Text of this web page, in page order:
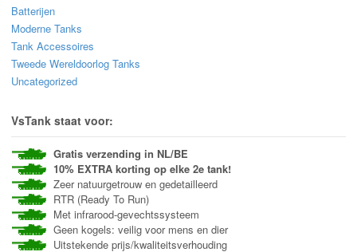
Batterijen
Moderne Tanks
Tank Accessoires
Tweede Wereldoorlog Tanks
Uncategorized
VsTank staat voor:
Gratis verzending in NL/BE
10% EXTRA korting op elke 2e tank!
Zeer natuurgetrouw en gedetailleerd
RTR (Ready To Run)
Met infrarood-gevechtssysteem
Geen kogels: veilig voor mens en dier
Uitstekende prijs/kwaliteitsverhouding